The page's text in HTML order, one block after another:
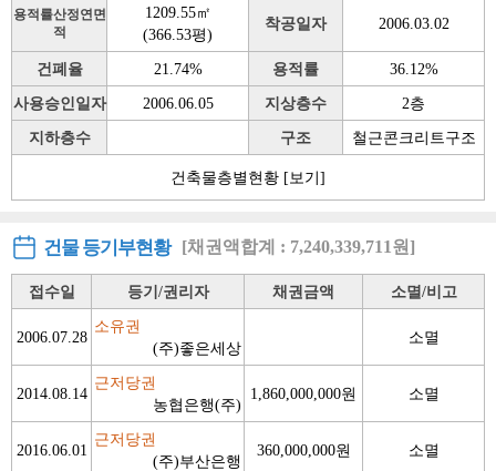
용적률산정연면
적
1209.55㎡
(366.53평)
착공일자 2006.03.02
건폐율 21.74% 용적률
36.12%
사용승인일자
2006.06.05 지상층수
2층
지하층수
구조 철근콘크리트구조
건축물층별현황 [보기]
건물 등기부현황 [채권액합계 : 7,240,339,711원]
접수일 등기/권리자 채권금액 소멸/비고
2006.07.28
소유권
(주)좋은세상
소멸
2014.08.14
근저당권
농협은행(주)
1,860,000,000원 소멸
2016.06.01
근저당권
(주)부산은행
360,000,000원 소멸